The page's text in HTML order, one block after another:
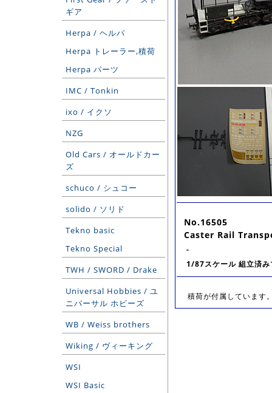
ギア
Herpa / ヘルパ
Herpa トレーラー,積荷
Herpa パーツ
IMC / Tonkin
ixo / イクソ
NZG
Old Cars / オールドカー
ズ
schuco / シュコー
solido / ソリド
Tekno basic
Tekno Special
TWH / SWORD / Drake
Universal Hobbies / ユ
ニバーサル ホビーズ
WB / Weiss brothers
Wiking / ヴィーキング
WSI
WSI Basic
No.16505
Caster Rail
-
1/87スケール 組立済み
積荷が付属していま